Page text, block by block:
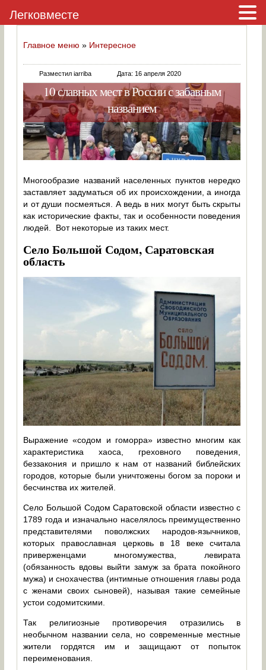
Главное меню » Интересное
Разместил iarriba Дата: 16 апреля 2020
10 славных мест в России с забавным
названием
Многообразие названий населенных пунктов нередко
заставляет задуматься об их происхождении, а иногда
и от души посмеяться. А ведь в них могут быть скрыты
как исторические факты, так и особенности поведения
людей. Вот некоторые из таких мест.
Село Большой Содом, Саратовская
область
Выражение «содом и гоморра» известно многим как
характеристика хаоса, греховного поведения,
беззакония и пришло к нам от названий библейских
городов, которые были уничтожены богом за пороки и
бесчинства их жителей.
Село Большой Содом Саратовской области известно с
1789 года и изначально населялось преимущественно
представителями поволжских народов-язычников,
которых православная церковь в 18 веке считала
приверженцами многомужества, левирата
(обязанность вдовы выйти замуж за брата покойного
мужа) и снохачества (интимные отношения главы рода
с женами своих сыновей), называя такие семейные
устои содомитскими.
Так религиозные противоречия отразились в
необычном названии села, но современные местные
жители гордятся им и защищают от попыток
переименования.
Легковместе